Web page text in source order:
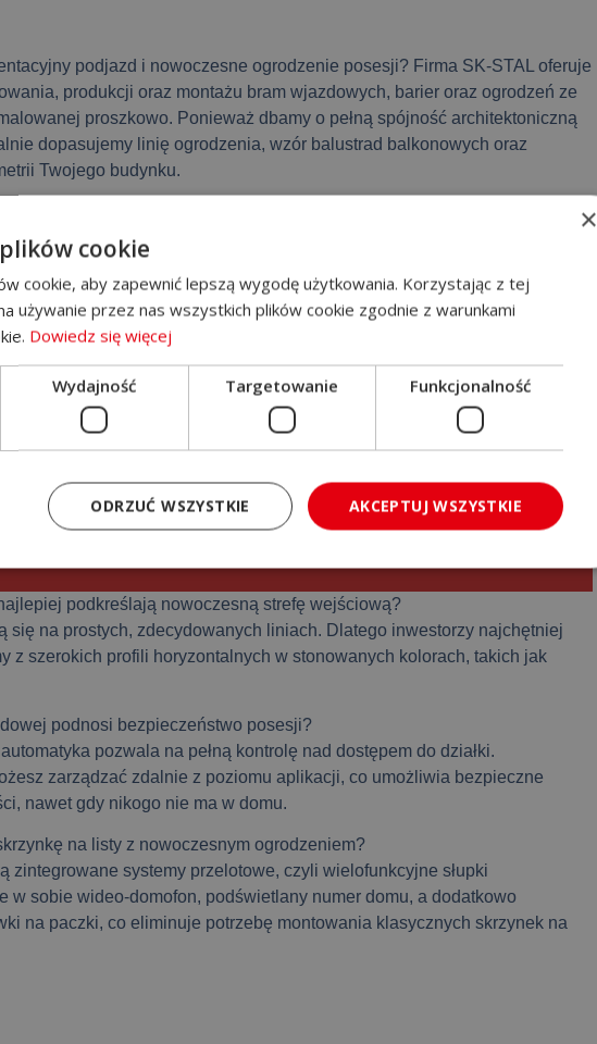
podjazd i nowoczesne ogrodzenie posesji? Firma SK-STAL oferuje
produkcji oraz montażu bram wjazdowych, barier oraz ogrodzeń ze
proszkowo. Ponieważ dbamy o pełną spójność architektoniczną
dopasujemy linię ogrodzenia, wzór balustrad balkonowych oraz
Twojego budynku.
obsługujemy inwestorów indywidualnych oraz firmy na terenie
całej Małopolski, gwarantując najwyższy standard wykonania i trwałość
Marzy Ci się elegancki podjazd i
spójne ogrodzenie? Stworzymy
ZADZWOŃ
podkreślają nowoczesną strefę wejściową?
się na prostych, zdecydowanych liniach. Dlatego inwestorzy najchętniej
z szerokich profili horyzontalnych w stonowanych kolorach, takich jak
podnosi bezpieczeństwo posesji?
pozwala na pełną kontrolę nad dostępem do działki.
zarządzać zdalnie z poziomu aplikacji, co umożliwia bezpieczne
nawet gdy nikogo nie ma w domu.
na listy z nowoczesnym ogrodzeniem?
zintegrowane systemy przelotowe, czyli wielofunkcyjne słupki
w sobie wideo-domofon, podświetlany numer domu, a dodatkowo
na paczki, co eliminuje potrzebę montowania klasycznych skrzynek na
×
cookie
cookie, aby zapewnić lepszą wygodę użytkowania. Korzystając z tej
używanie przez nas wszystkich plików cookie zgodnie z warunkami
Dowiedz się więcej
Wydajność Targetowanie Funkcjonalność
AKCEPTUJ WSZYSTKIE
ODRZUĆ WSZYSTKIE